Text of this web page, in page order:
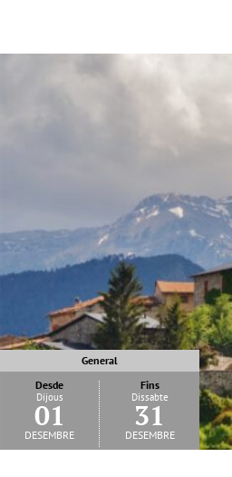
General
Desde
Dijous
01
desembre
Fins
Dissabte
31
desembre